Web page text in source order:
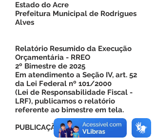
Estado do Acre
Prefeitura Municipal de Rodrigues
Alves
Relatório Resumido da Execução
Orçamentária - RREO
2º Bimestre de 2025
Em atendimento a Seção IV, art. 52
da Lei Federal nº 101/2000
(Lei de Responsabilidade Fiscal -
LRF), publicamos o relatório
referente ao bimestre em tela.
PUBLICAÇÃO